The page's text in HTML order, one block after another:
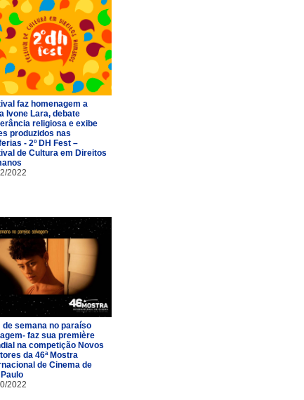
faz homenagem a
Ivone Lara, debate
religiosa e exibe
produzidos nas
- 2º DH Fest –
de Cultura em Direitos
2022
de semana no paraíso
faz sua première
na competição Novos
da 46ª Mostra
de Cinema de
2022